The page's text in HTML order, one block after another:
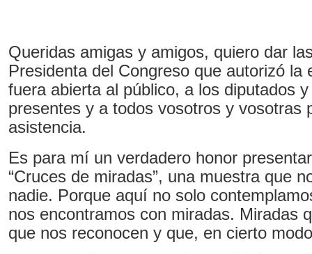
Queridas amigas y amigos, quiero dar
Presidenta del Congreso que autorizó la
fuera abierta al público, a los diputados
presentes y a todos vosotros y vosotras
asistencia.
Es para mí un verdadero honor
“Cruces de miradas”, una muestra que
nadie. Porque aquí no solo
nos encontramos con miradas. Miradas
que nos reconocen y que, en cierto